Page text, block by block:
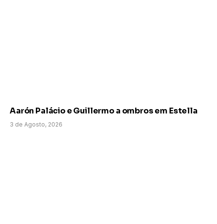
Aarón Palácio e Guillermo a ombros em Estella
3 de Agosto, 2026